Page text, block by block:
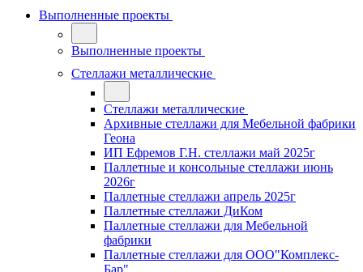
Выполненные проекты
Выполненные проекты
Стеллажи металлические
Стеллажи металлические
Архивные стеллажи для Мебельной фабрики
Геона
ИП Ефремов Г.Н. стеллажи май 2025г
Паллетные и консольные стеллажи июнь
2026г
Паллетные стеллажи апрель 2025г
Паллетные стеллажи ДиКом
Паллетные стеллажи для Мебельной
фабрики
Паллетные стеллажи для ООО"Комплекс-
Бар"